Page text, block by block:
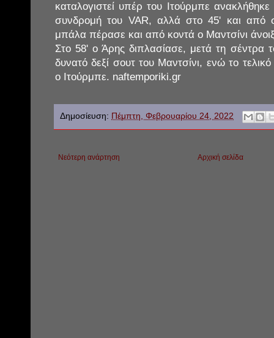
καταλογιστεί υπέρ του Ιτούρμπε
συνδρομή του VAR, αλλά στο 45' και από
μπάλα πέρασε και από κοντά ο Μαντσίνι
Στο 58' ο Άρης διπλασίασε, μετά τη σέντρα
δυνατό δεξί σουτ του Μαντσίνι, ενώ το
ο Ιτούρμπε. naftemporiki.gr
Δημοσίευση: Πέμπτη, Φεβρουαρίου 24, 2022
Νεότερη ανάρτηση Αρχική σελίδα